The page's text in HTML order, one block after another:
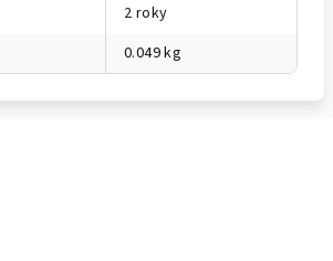
2 roky
0.049 kg